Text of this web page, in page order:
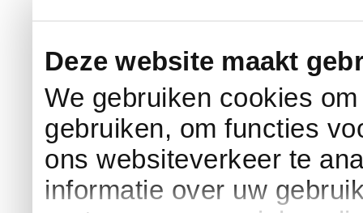
Deze website maakt
We gebruiken cookies
gebruiken, om functies
ons websiteverkeer te
informatie over uw